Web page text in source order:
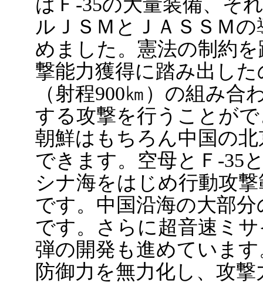
ルＪＳＭとＪＡＳＳＭ
めました。憲法の制約
撃能力獲得に踏み出し
（射程900㎞）の組み合
する攻撃を行うことが
朝鮮はもちろん中国の
できます。空母とＦ-35
シナ海をはじめ行動攻
です。中国沿海の大部
です。さらに超音速ミ
弾の開発も進めていま
防御力を無力化し、攻